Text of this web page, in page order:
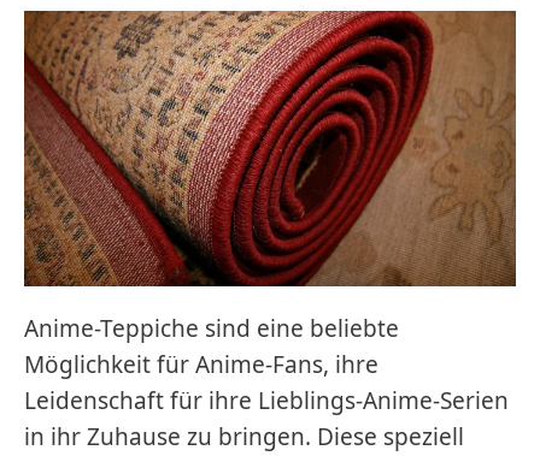
Anime-Teppiche sind eine beliebte
Möglichkeit für Anime-Fans, ihre
Leidenschaft für ihre Lieblings-Anime-Serien
in ihr Zuhause zu bringen. Diese speziell